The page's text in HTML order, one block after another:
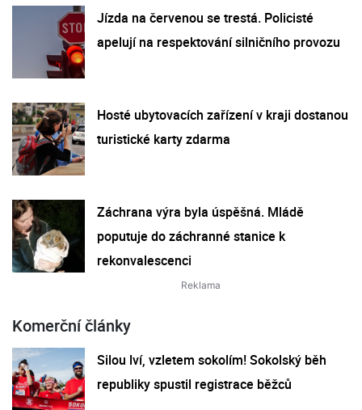
Jízda na červenou se trestá. Policisté
apelují na respektování silničního provozu
Hosté ubytovacích zařízení v kraji dostanou
turistické karty zdarma
Záchrana výra byla úspěšná. Mládě
poputuje do záchranné stanice k
rekonvalescenci
Komerční články
Silou lví, vzletem sokolím! Sokolský běh
republiky spustil registrace běžců